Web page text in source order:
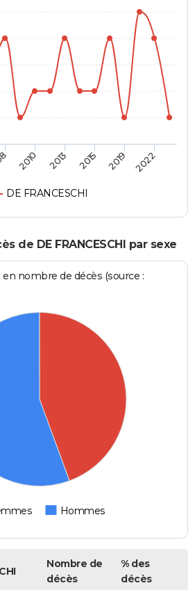
DE FRANCESCHI
2010 2013 2015 2019 2022
de DE FRANCESCHI par sexe
nombre de décès (source :
Hommes
Nombre de
décès
% des
décès